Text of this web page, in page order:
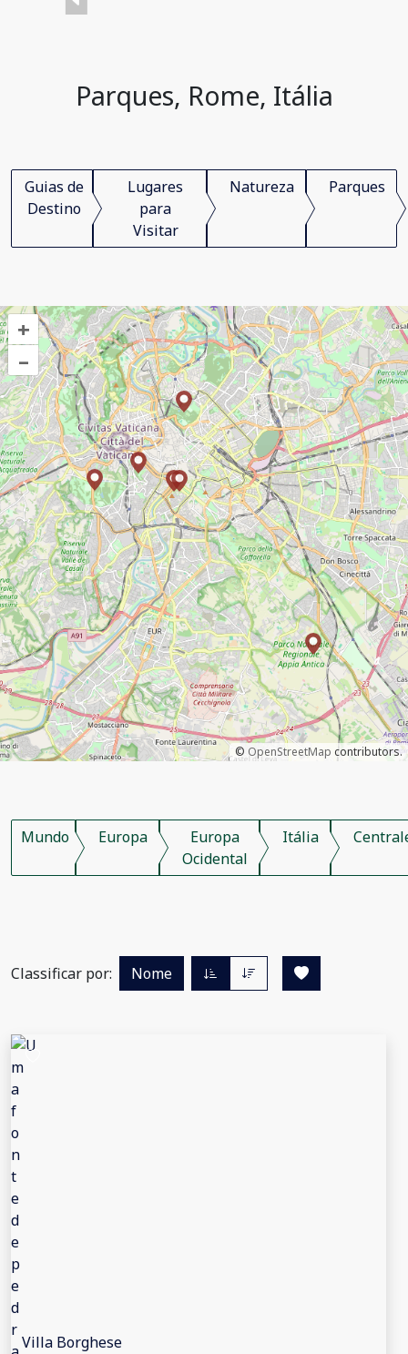
Parques, Rome, Itália
Guias de
Destino
Lugares
para
Visitar
Natureza Parques
+
–
© OpenStreetMap contributors.
Mundo Europa
Europa
Ocidental
Itália
Classificar por: Nome
Villa Borghese